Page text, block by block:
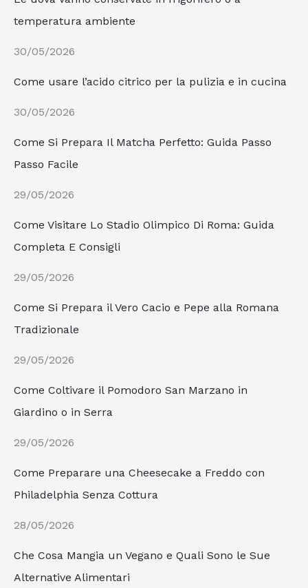
temperatura ambiente
30/05/2026
Come usare l’acido citrico per la pulizia e in cucina
30/05/2026
Come Si Prepara Il Matcha Perfetto: Guida Passo
Passo Facile
29/05/2026
Come Visitare Lo Stadio Olimpico Di Roma: Guida
Completa E Consigli
29/05/2026
Come Si Prepara il Vero Cacio e Pepe alla Romana
Tradizionale
29/05/2026
Come Coltivare il Pomodoro San Marzano in
Giardino o in Serra
29/05/2026
Come Preparare una Cheesecake a Freddo con
Philadelphia Senza Cottura
28/05/2026
Che Cosa Mangia un Vegano e Quali Sono le Sue
Alternative Alimentari